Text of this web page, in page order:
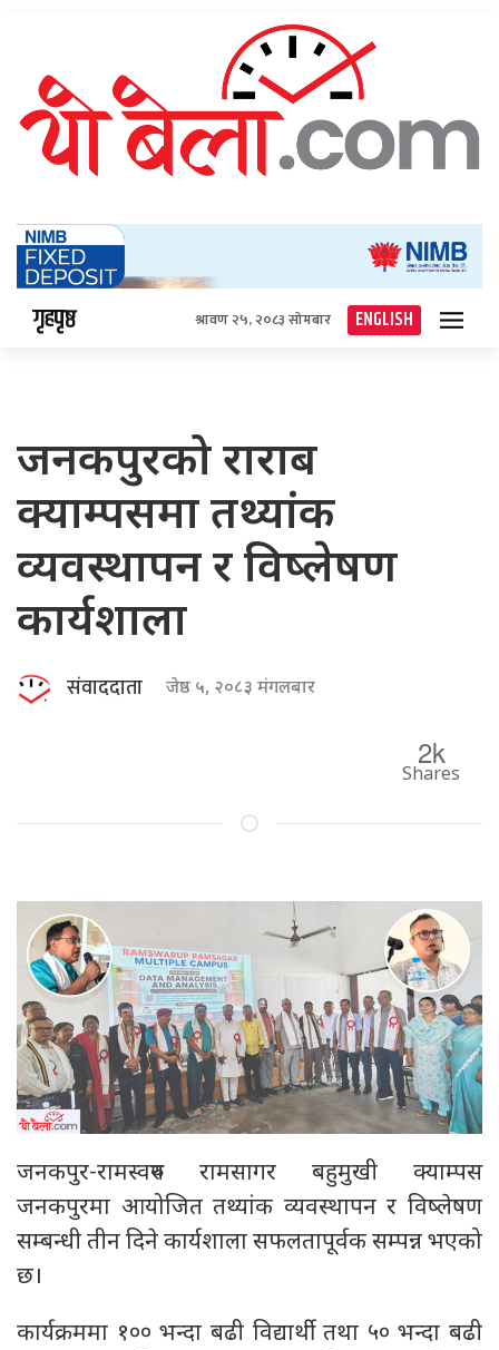
गृहपृष्ठ श्रावण २५, २०८३ सोमबार ENGLISH
जनकपुरको राराब
क्याम्पसमा तथ्यांक
व्यवस्थापन र विष्लेषण
कार्यशाला
संवाददाता जेष्ठ ५, २०८३ मंगलबार
2k
Shares
जनकपुर-रामस्वरुप रामसागर बहुमुखी क्याम्पस
जनकपुरमा आयोजित तथ्यांक व्यवस्थापन र विष्लेषण
सम्बन्धी तीन दिने कार्यशाला सफलतापूर्वक सम्पन्न भएको
छ।
कार्यक्रममा १०० भन्दा बढी विद्यार्थी तथा ५० भन्दा बढी